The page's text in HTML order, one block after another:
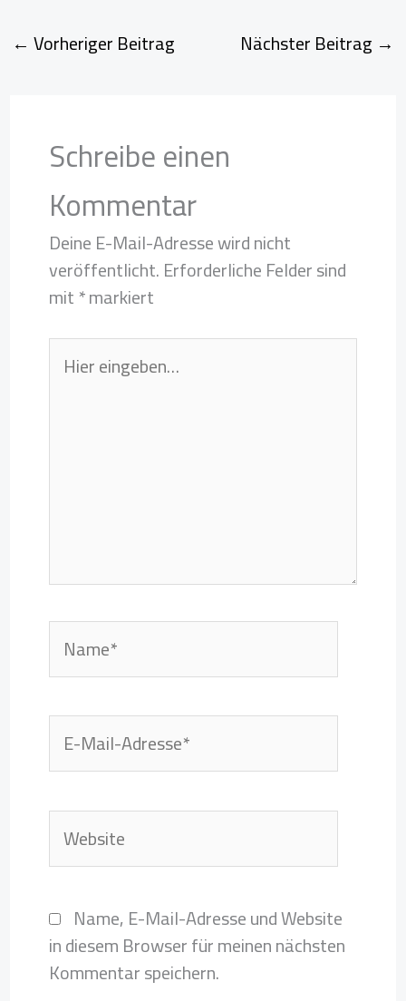
← Vorheriger Beitrag Nächster Beitrag →
Schreibe einen
Kommentar
Deine E-Mail-Adresse wird nicht
veröffentlicht.Erforderliche Felder sind
mit*markiert
Hier
eingeben…
Name*
E-
Mail-
Adresse*
Website
Name, E-Mail-Adresse und Website
in diesem Browser für meinen nächsten
Kommentar speichern.